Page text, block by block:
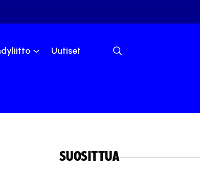
Uutiset
SUOSITTUA